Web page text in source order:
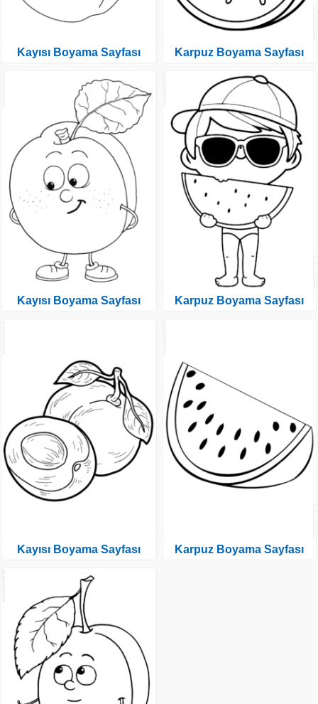
Kayısı Boyama Sayfası
Kayısı Boyama Sayfası
Kayısı Boyama Sayfası
Karpuz Boyama Sayfası
Karpuz Boyama Sayfası
Karpuz Boyama Sayfası